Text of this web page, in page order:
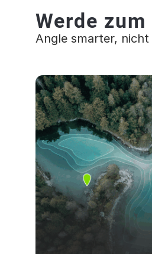
Werde
Angle smarter,